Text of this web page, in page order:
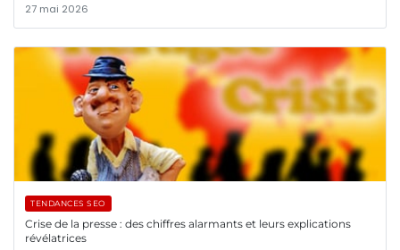
27 mai 2026
TENDANCES SEO
Crise de la presse : des chiffres alarmants et leurs explications
révélatrices